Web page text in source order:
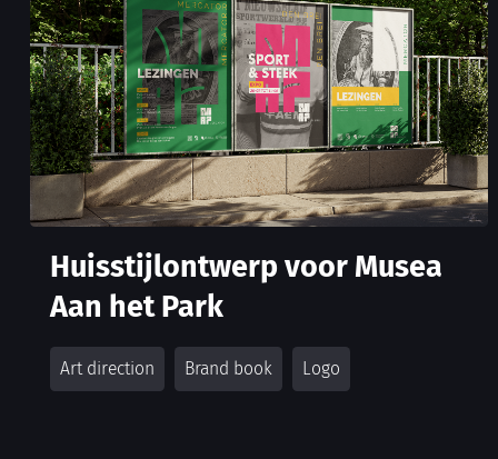
Huisstijlontwerp voor Musea
Aan het Park
Art direction Brand book Logo